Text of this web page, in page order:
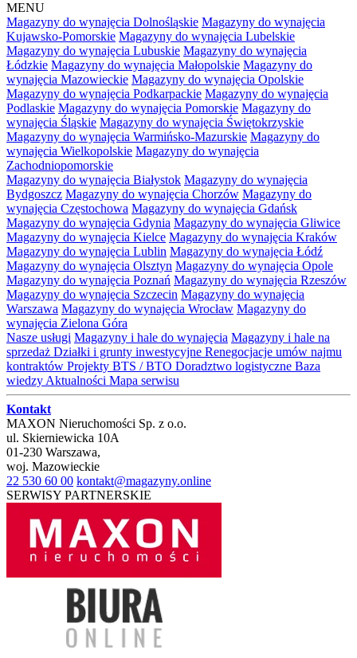
MENU
Magazyny do wynajęcia Dolnośląskie Magazyny do wynajęcia
Kujawsko-Pomorskie Magazyny do wynajęcia Lubelskie
Magazyny do wynajęcia Lubuskie Magazyny do wynajęcia
Łódzkie Magazyny do wynajęcia Małopolskie Magazyny do
wynajęcia Mazowieckie Magazyny do wynajęcia Opolskie
Magazyny do wynajęcia Podkarpackie Magazyny do wynajęcia
Podlaskie Magazyny do wynajęcia Pomorskie Magazyny do
wynajęcia Śląskie Magazyny do wynajęcia Świętokrzyskie
Magazyny do wynajęcia Warmińsko-Mazurskie Magazyny do
wynajęcia Wielkopolskie Magazyny do wynajęcia
Zachodniopomorskie
Magazyny do wynajęcia Białystok Magazyny do wynajęcia
Bydgoszcz Magazyny do wynajęcia Chorzów Magazyny do
wynajęcia Częstochowa Magazyny do wynajęcia Gdańsk
Magazyny do wynajęcia Gdynia Magazyny do wynajęcia Gliwice
Magazyny do wynajęcia Kielce Magazyny do wynajęcia Kraków
Magazyny do wynajęcia Lublin Magazyny do wynajęcia Łódź
Magazyny do wynajęcia Olsztyn Magazyny do wynajęcia Opole
Magazyny do wynajęcia Poznań Magazyny do wynajęcia Rzeszów
Magazyny do wynajęcia Szczecin Magazyny do wynajęcia
Warszawa Magazyny do wynajęcia Wrocław Magazyny do
wynajęcia Zielona Góra
Nasze usługi Magazyny i hale do wynajęcia Magazyny i hale na
sprzedaż Działki i grunty inwestycyjne Renegocjacje umów najmu
kontraktów Projekty BTS / BTO Doradztwo logistyczne Baza
wiedzy Aktualności Mapa serwisu
Kontakt
MAXON Nieruchomości Sp. z o.o.
ul. Skierniewicka 10A
01-230 Warszawa,
woj. Mazowieckie
22 530 60 00 kontakt@magazyny.online
SERWISY PARTNERSKIE